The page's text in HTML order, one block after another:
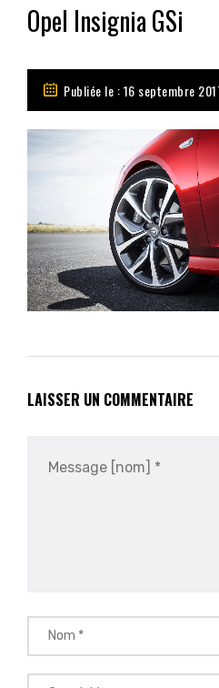
Opel Insignia GSi
Publiée le : 16 septembre
LAISSER UN COMMENTAIRE